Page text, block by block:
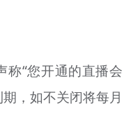
称“您开通的直播会
，如不关闭将每月